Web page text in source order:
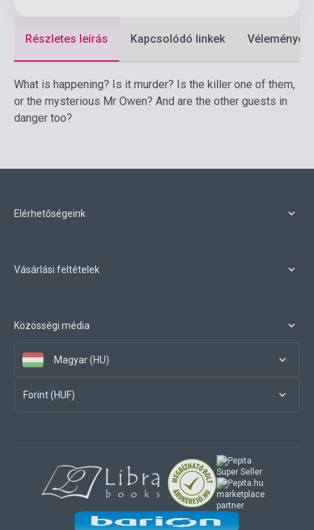
Részletes leírás Kapcsolódó linkek Vélemények
What is happening? Is it murder? Is the killer one of them,
or the mysterious Mr Owen? And are the other guests in
danger too?
Elérhetőségeink
Vásárlási feltételek
Közösségi média
Magyar (HU)
Forint (HUF)
marketplace
partner